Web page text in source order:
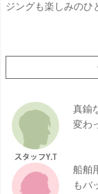
ジングも楽しみのひ
真鍮
変わ
船舶
もバ